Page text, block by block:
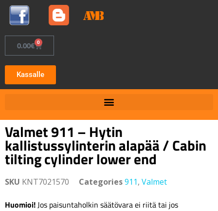
0.00€ 0
Kassalle
Valmet 911 – Hytin
kallistussylinterin alapää / Cabin
tilting cylinder lower end
SKU KNT7021570 Categories911, Valmet
Huomioi!Jos paisuntaholkin säätövara ei riitä tai jos